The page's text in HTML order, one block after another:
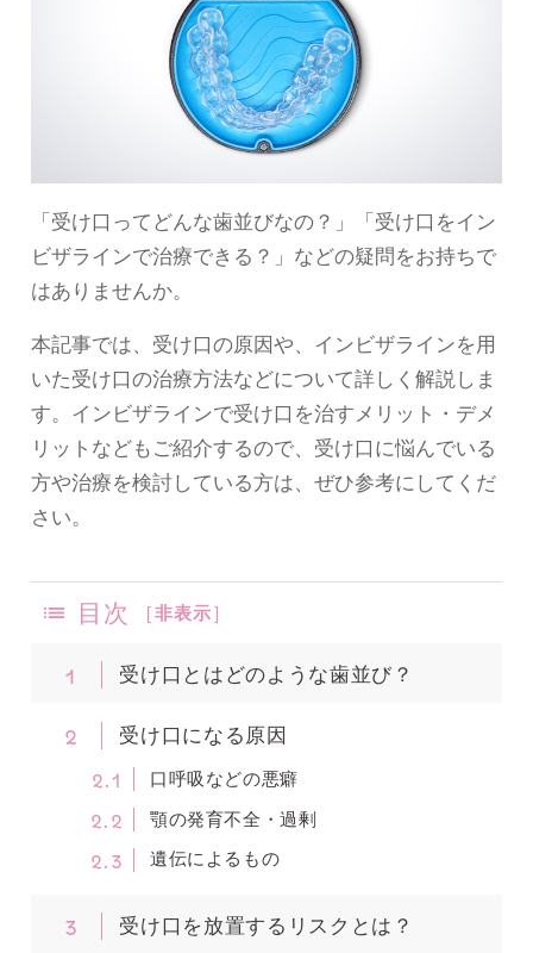
「受け口ってどんな歯並びなの？」「受け口をイン
ビザラインで治療できる？」などの疑問をお持ちで
はありませんか。
本記事では、受け口の原因や、インビザラインを用
いた受け口の治療方法などについて詳しく解説しま
す。インビザラインで受け口を治すメリット・デメ
リットなどもご紹介するので、受け口に悩んでいる
方や治療を検討している方は、ぜひ参考にしてくだ
さい。
目次 [非表示]
1 受け口とはどのような歯並び？
2 受け口になる原因
2.1 口呼吸などの悪癖
2.2 顎の発育不全・過剰
2.3 遺伝によるもの
3 受け口を放置するリスクとは？